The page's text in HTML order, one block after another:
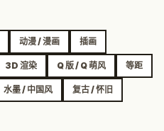
动漫 / 漫画 插画
3D 渲染 Q 版 / Q 萌风 等距
水墨 / 中国风 复古 / 怀旧